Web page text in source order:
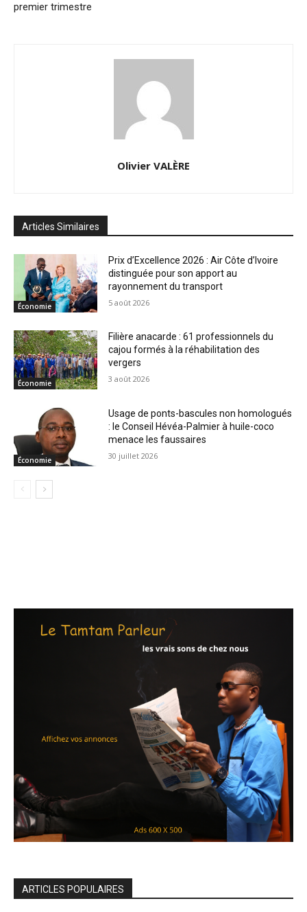
premier trimestre
Olivier VALÈRE
Articles Similaires
Économie
Prix d’Excellence 2026 : Air Côte d’Ivoire
distinguée pour son apport au
rayonnement du transport
5 août 2026
Économie
Filière anacarde : 61 professionnels du
cajou formés à la réhabilitation des
vergers
3 août 2026
Économie
Usage de ponts-bascules non homologués
: le Conseil Hévéa-Palmier à huile-coco
menace les faussaires
30 juillet 2026
ARTICLES POPULAIRES